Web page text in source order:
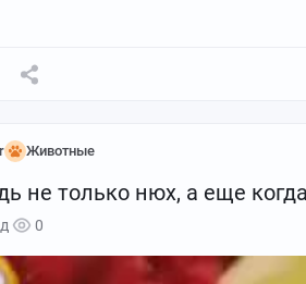
лягушка (Breviceps fuscus) —
небольшое земноводное,
и заросли колючих кустарников
Животные
не только нюх, а еще
0